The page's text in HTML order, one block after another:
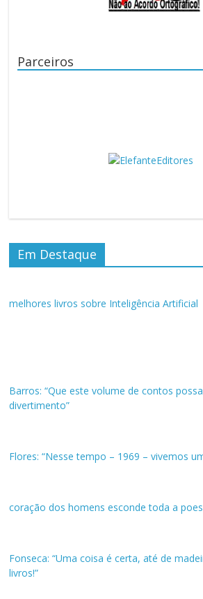
Parceiros
Em Destaque
melhores livros sobre Inteligência Artificial
Barros: “Que este volume de contos
divertimento”
Flores: “Nesse tempo – 1969 – vivemos
coração dos homens esconde toda a
Fonseca: “Uma coisa é certa, até de
livros!”